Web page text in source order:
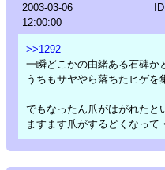
2003-03-06
12:00:00
>>1292
一瞬どこかの由緒ある石碑か
うちもサヤやら落ちたヒゲを
でもなったん爪がはがれたと
ますます爪がするどくなって